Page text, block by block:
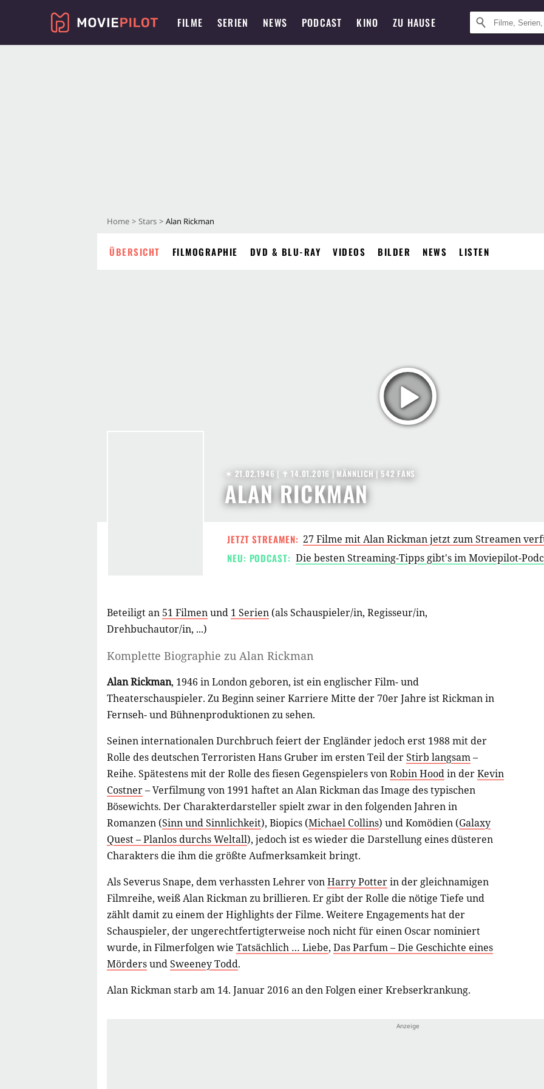
FILME SERIEN NEWS PODCAST KINO ZU HAUSE
Home Stars Alan Rickman
ÜBERSICHT FILMOGRAPHIE DVD & BLU-RAY VIDEOS BILDER NEWS LISTEN
ALAN RICKMAN
✶ 21.02.1946 | ✝︎ 14.01.2016 | MÄNNLICH | 542 FANS
JETZT STREAMEN: 27 Filme mit Alan Rickman jetzt zum Streamen
NEU: PODCAST: Die besten Streaming-Tipps gibt's im Moviepilot-
Beteiligt an 51 Filmenund 1 Serien (alsSchauspieler/in, Regisseur/in,
Drehbuchautor/in, ...)
Komplette Biographie zu Alan Rickman
Alan Rickman, 1946 in London geboren, ist ein englischer Film- und
Theaterschauspieler. Zu Beginn seiner Karriere Mitte der 70er Jahre ist Rickman in
Fernseh- und Bühnenproduktionen zu sehen.
Seinen internationalen Durchbruch feiert der Engländer jedoch erst 1988 mit der
Rolle des deutschen Terroristen Hans Gruber im ersten Teil derStirb langsam–
Reihe. Spätestens mit der Rolle des fiesen Gegenspielers vonRobin Hoodin derKevin
Costner– Verfilmung von 1991 haftet an Alan Rickman das Image des typischen
Bösewichts. Der Charakterdarsteller spielt zwar in den folgenden Jahren in
Romanzen (Sinn und Sinnlichkeit), Biopics (Michael Collins) und Komödien (Galaxy
Quest – Planlos durchs Weltall), jedoch ist es wieder die Darstellung eines düsteren
Charakters die ihm die größte Aufmerksamkeit bringt.
Als Severus Snape, dem verhassten Lehrer vonHarry Potterin der gleichnamigen
Filmreihe, weiß Alan Rickman zu brillieren. Er gibt der Rolle die nötige Tiefe und
zählt damit zu einem der Highlights der Filme. Weitere Engagements hat der
Schauspieler, der ungerechtfertigterweise noch nicht für einen Oscar nominiert
wurde, in Filmerfolgen wie Tatsächlich … Liebe, Das Parfum – Die Geschichte eines
MördersundSweeney Todd.
Alan Rickman starb am 14. Januar 2016 an den Folgen einer Krebserkrankung.